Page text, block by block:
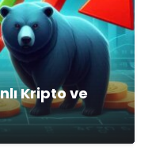
Kripto ve